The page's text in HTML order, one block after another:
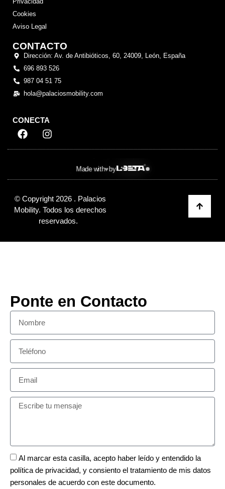
Cookies
Aviso Legal
CONTACTO
Dirección: Av. de Antibióticos, 60, 24009, León, España
696 893 526
987 04 51 75
hola@palaciosmobility.com
CONECTA
Made with♥by
© Copyright 2026. Palacios
Mobility. Todos los derechos
reservados.
Ponte en Contacto
Al marcar esta casilla, acepto haber leído y entendido la
política de privacidad, y consiento el tratamiento de mis datos
personales de acuerdo con este documento.